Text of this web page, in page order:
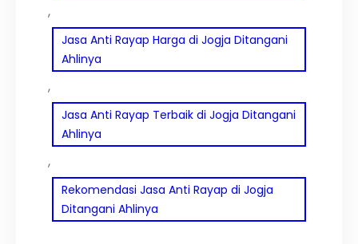
,
Jasa Anti Rayap Harga di Jogja Ditangani
Ahlinya
,
Jasa Anti Rayap Terbaik di Jogja Ditangani
Ahlinya
,
Rekomendasi Jasa Anti Rayap di Jogja
Ditangani Ahlinya